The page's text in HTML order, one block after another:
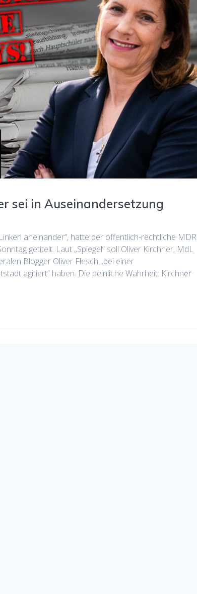
sei in Auseinandersetzung
aneinander“, hatte der öffentlich-rechtliche MDR
getitelt. Laut „Spiegel“ soll Oliver Kirchner, MdL
Blogger Oliver Flesch „bei einer
agitiert“ haben. Die peinliche Wahrheit: Kirchner